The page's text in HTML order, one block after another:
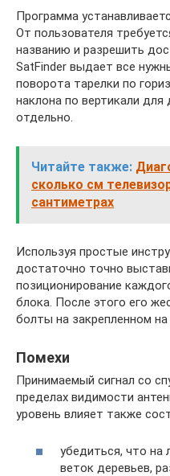
Программа
От пользователя
названию и разрешить
SatFinder выдает все
поворота тарелки по
наклона по вертикали
отдельно.
Читайте также:
сколько см
сантиметрах
Используя простые
достаточно точно
позиционирование
блока. После этого его
болты на закрепленном на
Помехи
Принимаемый сигнал со
пределах видимости
уровень влияет также
убедиться, что на
веток деревьев,